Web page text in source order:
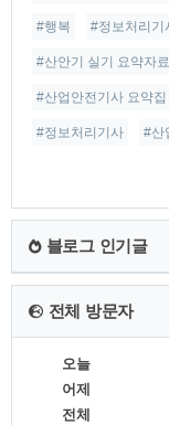
#행복 #정보처리기
#산안기 실기 요약자료
#산업안전기사 요약집
#정보처리기사 #산
블로그 인기글
전체 방문자
오늘
어제
전체